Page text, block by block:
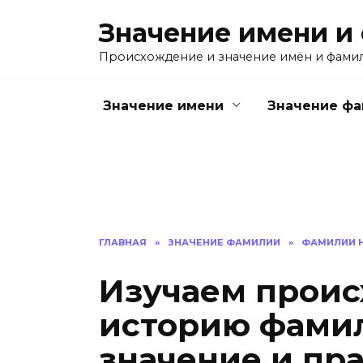
Значение имени
Происхождение и значение имён и
Значение имени Значение
ГЛАВНАЯ » ЗНАЧЕНИЕ ФАМИЛИИ » ФАМИЛИИ
Изучаем
историю